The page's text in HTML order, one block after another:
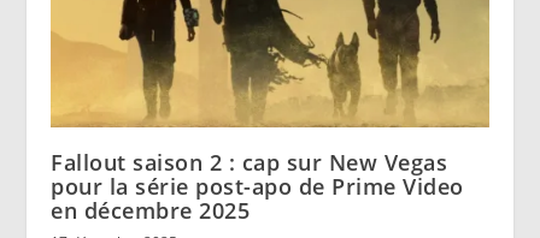
Fallout saison 2 : cap sur New Vegas
pour la série post-apo de Prime Video
en décembre 2025